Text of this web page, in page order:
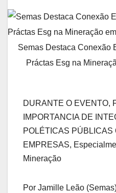
Semas Destaca Conexão
Práctas Esg na
DURANTE O EVENTO,
IMPORTANCIA DE
POLÉTICAS PÚBLICAS
EMPRESAS,
Mineração
Por Jamille Leão